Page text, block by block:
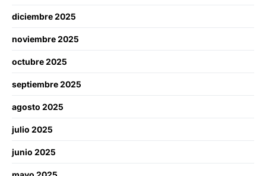
diciembre 2025
noviembre 2025
octubre 2025
septiembre 2025
agosto 2025
julio 2025
junio 2025